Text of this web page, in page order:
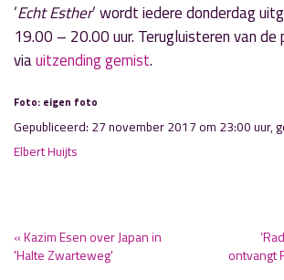
‘Echt Esther‘ wordt iedere donderdag
19.00 – 20.00 uur. Terugluisteren van de
viauitzending gemist.
Foto: eigen foto
Gepubliceerd: 27 november 2017 om 23:00 uur,
Elbert Huijts
« Kazim Esen over Japan in
'Halte Zwarteweg'
ontvangt